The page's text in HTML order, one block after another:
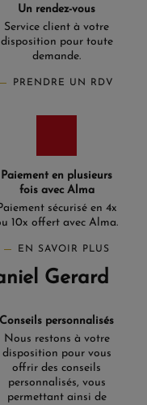
Un rendez-vous
Service client à votre
disposition pour toute
demande.
PRENDRE UN RDV
Paiement en plusieurs
fois avec Alma
sécurisé en 4x
10x offert avec Alma.
EN SAVOIR PLUS
Gerard
Conseils personnalisés
Nous restons à votre
disposition pour vous
offrir des conseils
personnalisés, vous
permettant ainsi de